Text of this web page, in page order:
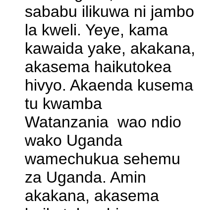
sababu ilikuwa ni jambo
la kweli. Yeye, kama
kawaida yake, akakana,
akasema haikutokea
hivyo. Akaenda kusema
tu kwamba
Watanzania wao ndio
wako Uganda
wamechukua sehemu
za Uganda. Amin
akakana, akasema